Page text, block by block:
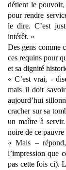
détient le
pour rendre
le dire. C’est
intérêt. »
Des gens comme
ces requins pour
et sa dignité
« C’est vrai, -
mais il doit
aujourd’hui
cracher sur sa
un maître à
noire de ce pauvre
« Mais –
l’impression que
pas cette fois ci).